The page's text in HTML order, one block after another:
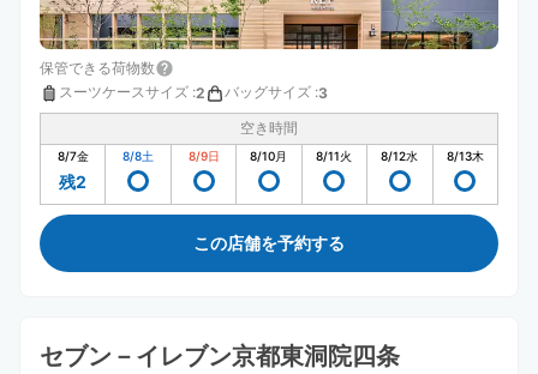
保管できる荷物数
スーツケースサイズ :2 バッグサイズ :3
空き時間
8/7金
残2
8/8土 8/9日 8/10月 8/11火 8/12水 8/13木
この店舗を予約する
セブン－イレブン京都東洞院四条